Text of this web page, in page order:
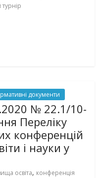
турнір
документи
№ 22.1/10-
Переліку
конференцій
і науки у
освіта, конференція